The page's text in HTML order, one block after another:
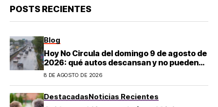
POSTS RECIENTES
Blog
Hoy No Circula del domingo 9 de agosto de
2026: qué autos descansan y no pueden
salir en CDMX y el Estado de México; estos
8 DE AGOSTO DE 2026
DestacadasNoticias Recientes